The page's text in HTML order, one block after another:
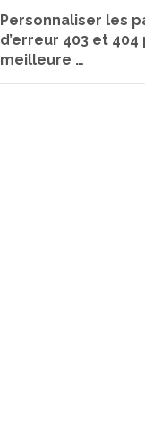
Personnaliser les
d’erreur 403 et 404
meilleure …